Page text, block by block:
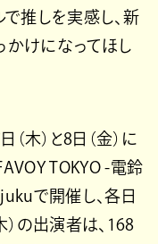
で推しを実感し、新
かけになってほし
木）と8日（金）に
TOKYO -電鈴
で開催し、各日
）の出演者は、168